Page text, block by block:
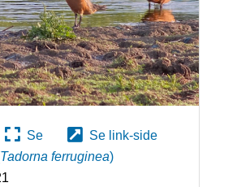
Se
Se link-side
Tadorna ferruginea)